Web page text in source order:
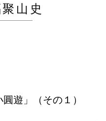
山史
遊」（その１）